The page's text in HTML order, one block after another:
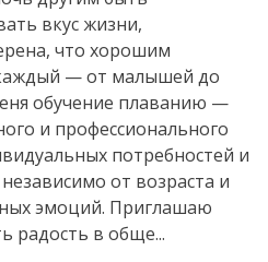
вкус жизни,
что хорошим
— от малышей до
обучение плаванию —
и профессионального
потребностей и
от возраста и
эмоций. Приглашаю
радость в обще...